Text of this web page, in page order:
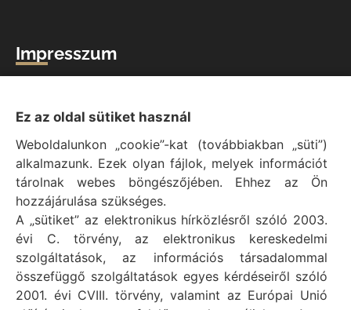
Impresszum
Vál Község Önkormányzat © 1996 - 2020
Adatvédelmi tájékoztató
Felelős: Bechtold Tamás polgármester
Cím: H-2473 Vál, Vajda János utca 2.
Telefon: +36 (22) 353-411
E-mail: polgarmester@val.hu
Elérhetőségek
Ez az oldal sütiket használ
Weboldalunkon „cookie”-kat (továbbiakban „süti”)
alkalmazunk. Ezek olyan fájlok, melyek információt
tárolnak webes böngészőjében. Ehhez az Ön
hozzájárulása szükséges.
A „sütiket” az elektronikus hírközlésről szóló 2003.
évi C. törvény, az elektronikus kereskedelmi
szolgáltatások, az információs társadalommal
összefüggő szolgáltatások egyes kérdéseiről szóló
2001. évi CVIII. törvény, valamint az Európai Unió